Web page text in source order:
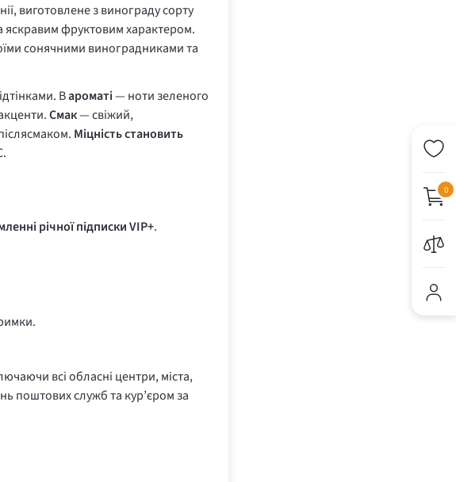
0
виготовлене з винограду сорту
яскравим фруктовим характером.
сонячними виноградниками та
Вароматі— ноти зеленого
Смак— свіжий,
Міцність становить
річної підписки VIP+.
всі обласні центри, міста,
поштових служб та кур’єром за